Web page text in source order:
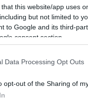
that this website/app uses
but not limited to
to Google and its third-
consent section.
Data Processing Opt Outs
opt-out of the Sharing of